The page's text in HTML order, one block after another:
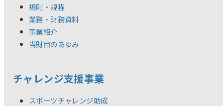
規則・規程
業務・財務資料
事業紹介
当財団のあゆみ
チャレンジ支援事業
スポーツチャレンジ助成